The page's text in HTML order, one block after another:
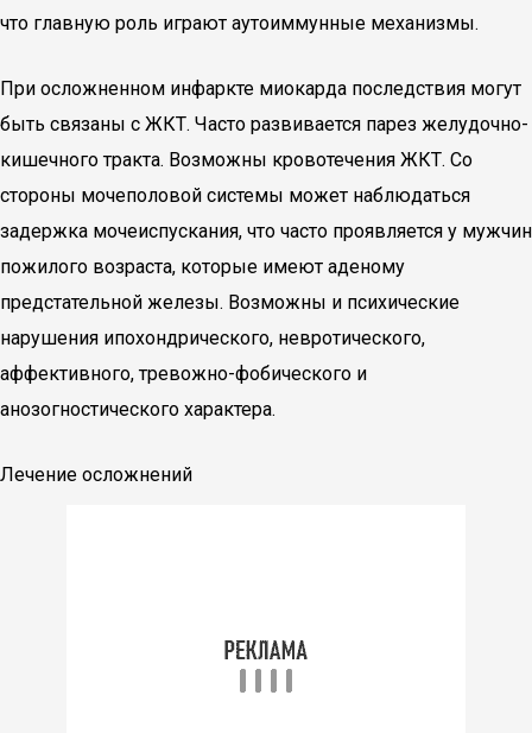
что главную роль играют аутоиммунные механизмы.
При осложненном инфаркте миокарда последствия могут
быть связаны с ЖКТ. Часто развивается парез желудочно-
кишечного тракта. Возможны кровотечения ЖКТ. Со
стороны мочеполовой системы может наблюдаться
задержка мочеиспускания, что часто проявляется у мужчин
пожилого возраста, которые имеют аденому
предстательной железы. Возможны и психические
нарушения ипохондрического, невротического,
аффективного, тревожно-фобического и
анозогностического характера.
Лечение осложнений